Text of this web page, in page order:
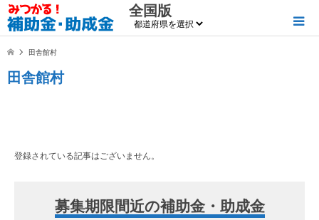
全国版
田舎館村
田舎館村
登録されている記事はございません。
募集期限間近の補助金・助成金